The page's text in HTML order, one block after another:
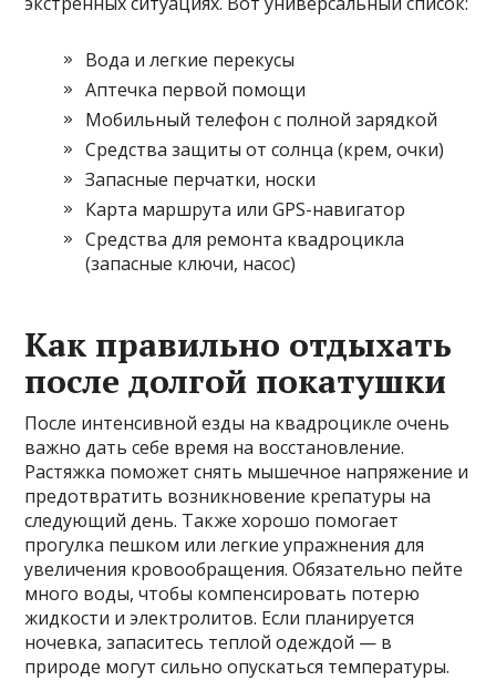
Вода и легкие перекусы
Аптечка первой помощи
Мобильный телефон с полной зарядкой
Средства защиты от солнца (крем, очки)
Запасные перчатки, носки
Карта маршрута или GPS-навигатор
Средства для ремонта квадроцикла
(запасные ключи, насос)
Как правильно отдыхать
после долгой покатушки
После интенсивной езды на квадроцикле очень
важно дать себе время на восстановление.
Растяжка поможет снять мышечное напряжение и
предотвратить возникновение крепатуры на
следующий день. Также хорошо помогает
прогулка пешком или легкие упражнения для
увеличения кровообращения. Обязательно пейте
много воды, чтобы компенсировать потерю
жидкости и электролитов. Если планируется
ночевка, запаситесь теплой одеждой — в
природе могут сильно опускаться температуры.